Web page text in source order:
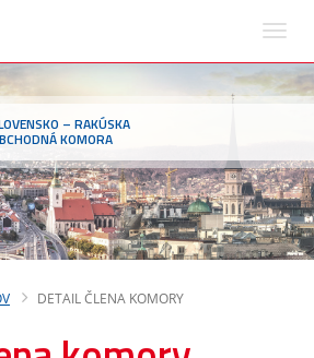
– RAKÚSKA
KOMORA
DETAIL ČLENA KOMORY